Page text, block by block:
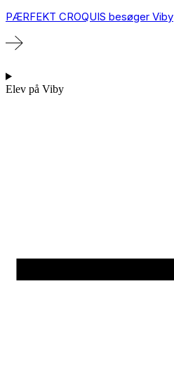
PÆRFEKT CROQUIS besøger Viby
Elev på Viby